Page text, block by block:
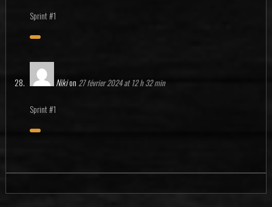
Sprint #1
Nikion 27 février 2024 at 12 h 32 min
Sprint #1